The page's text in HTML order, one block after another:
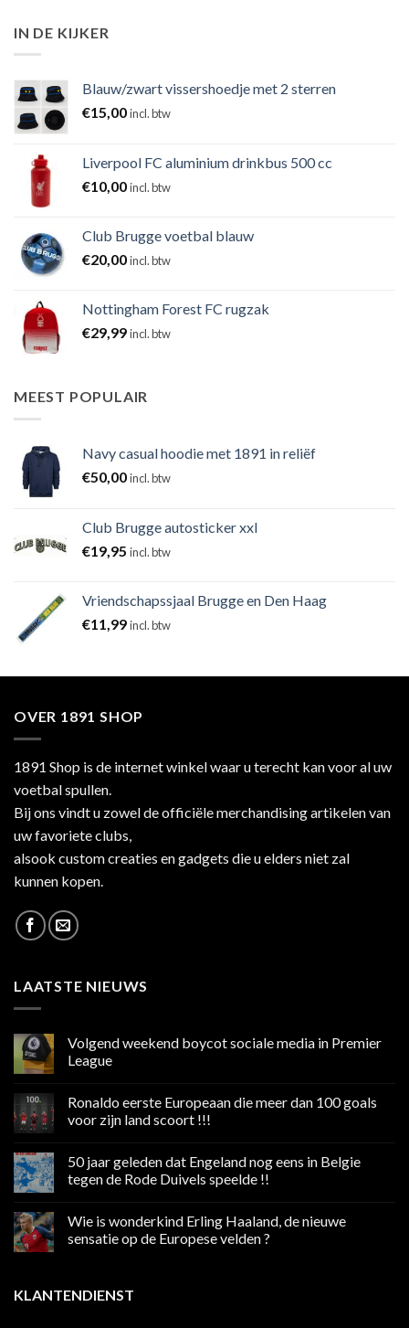
IN DE KIJKER
Blauw/zwart vissershoedje met 2 sterren
€15,00incl. btw
Liverpool FC aluminium drinkbus 500 cc
€10,00incl. btw
Club Brugge voetbal blauw
€20,00incl. btw
Nottingham Forest FC rugzak
€29,99incl. btw
MEEST POPULAIR
Navy casual hoodie met 1891 in reliëf
€50,00incl. btw
Club Brugge autosticker xxl
€19,95 incl. btw
Vriendschapssjaal Brugge en Den Haag
€11,99incl. btw
OVER 1891 SHOP
1891 Shop is de internet winkel waar u terecht kan voor al uw
voetbal spullen.
Bij ons vindt u zowel de officiële merchandising artikelen van
uw favoriete clubs,
alsook custom creaties en gadgets die u elders niet zal
kunnen kopen.
LAATSTE NIEUWS
Volgend weekend boycot sociale media in Premier
League
op
weekend
media
in
Premier
Ronaldo eerste Europeaan die meer dan 100 goals
voor zijn land scoort !!!
op
Ronaldo
eerste
meer
100
land
scoort
50 jaar geleden dat Engeland nog eens in Belgie
tegen de Rode Duivels speelde !!
op
jaar
nog
eens
Wie is wonderkind Erling Haaland, de nieuwe
sensatie op de Europese velden ?
Wie
is
KLANTENDIENST